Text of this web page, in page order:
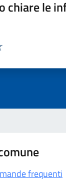
chiare le
frequenti